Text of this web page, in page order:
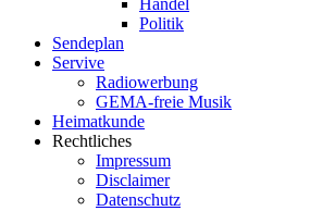
Handel
Politik
Sendeplan
Servive
Radiowerbung
GEMA-freie Musik
Heimatkunde
Rechtliches
Impressum
Disclaimer
Datenschutz